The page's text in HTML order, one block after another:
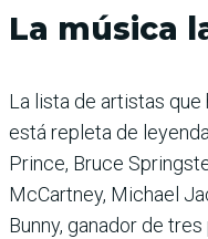
La música
La lista de artistas que
está repleta de
Prince, Bruce
McCartney, Michael
Bunny, ganador de